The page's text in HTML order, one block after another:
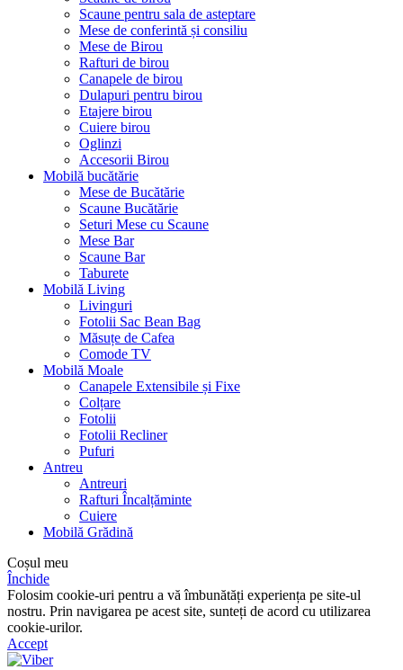
Scaune pentru sala de asteptare
Mese de conferintă și consiliu
Mese de Birou
Rafturi de birou
Canapele de birou
Dulapuri pentru birou
Etajere birou
Cuiere birou
Oglinzi
Accesorii Birou
Mobilă bucătărie
Mese de Bucătărie
Scaune Bucătărie
Seturi Mese cu Scaune
Mese Bar
Scaune Bar
Taburete
Mobilă Living
Livinguri
Fotolii Sac Bean Bag
Măsuțe de Cafea
Comode TV
Mobilă Moale
Canapele Extensibile și Fixe
Colțare
Fotolii
Fotolii Recliner
Pufuri
Antreu
Antreuri
Rafturi Încalțăminte
Cuiere
Mobilă Grădină
Coșul meu
Închide
Folosim cookie-uri pentru a vă îmbunătăți experiența pe site-ul
nostru. Prin navigarea pe acest site, sunteți de acord cu utilizarea
cookie-urilor.
Accept